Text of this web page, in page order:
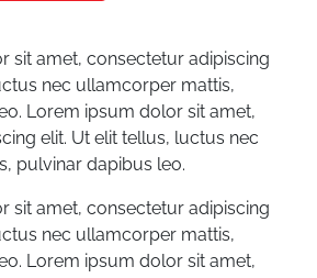
sit amet, consectetur adipiscing
nec ullamcorper mattis,
Lorem ipsum dolor sit amet,
elit. Ut elit tellus, luctus nec
pulvinar dapibus leo.
sit amet, consectetur adipiscing
nec ullamcorper mattis,
Lorem ipsum dolor sit amet,